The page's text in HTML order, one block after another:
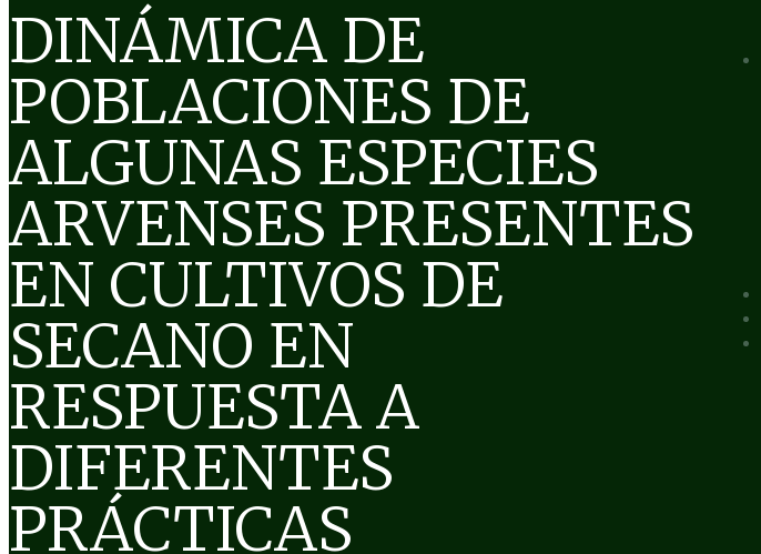
DINÁMICA DE
POBLACIONES DE
ALGUNAS ESPECIES
ARVENSES PRESENTES
EN CULTIVOS DE
SECANO EN
RESPUESTA A
DIFERENTES
PRÁCTICAS